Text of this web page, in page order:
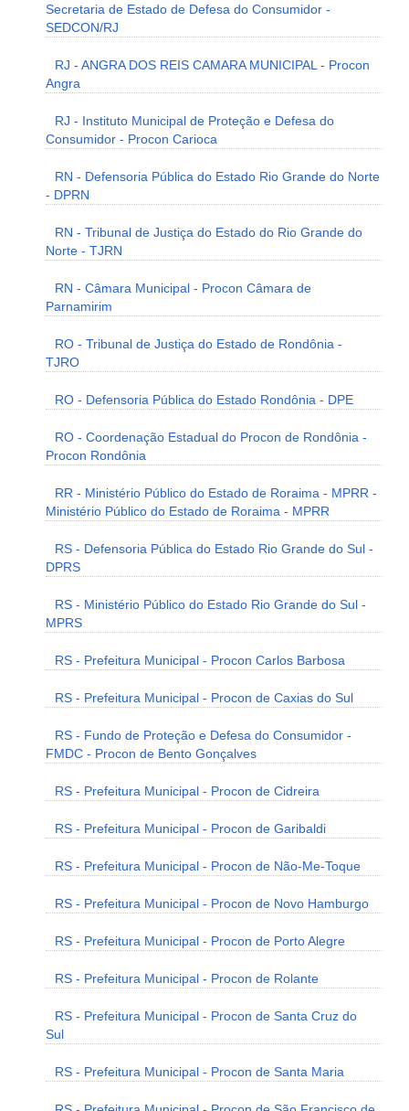
Secretaria de Estado de Defesa do Consumidor -
SEDCON/RJ
RJ - ANGRA DOS REIS CAMARA MUNICIPAL - Procon
Angra
RJ - Instituto Municipal de Proteção e Defesa do
Consumidor - Procon Carioca
RN - Defensoria Pública do Estado Rio Grande do Norte
- DPRN
RN - Tribunal de Justiça do Estado do Rio Grande do
Norte - TJRN
RN - Câmara Municipal - Procon Câmara de
Parnamirim
RO - Tribunal de Justiça do Estado de Rondônia -
TJRO
RO - Defensoria Pública do Estado Rondônia - DPE
RO - Coordenação Estadual do Procon de Rondônia -
Procon Rondônia
RR - Ministério Público do Estado de Roraima - MPRR -
Ministério Público do Estado de Roraima - MPRR
RS - Defensoria Pública do Estado Rio Grande do Sul -
DPRS
RS - Ministério Público do Estado Rio Grande do Sul -
MPRS
RS - Prefeitura Municipal - Procon Carlos Barbosa
RS - Prefeitura Municipal - Procon de Caxias do Sul
RS - Fundo de Proteção e Defesa do Consumidor -
FMDC - Procon de Bento Gonçalves
RS - Prefeitura Municipal - Procon de Cidreira
RS - Prefeitura Municipal - Procon de Garibaldi
RS - Prefeitura Municipal - Procon de Não-Me-Toque
RS - Prefeitura Municipal - Procon de Novo Hamburgo
RS - Prefeitura Municipal - Procon de Porto Alegre
RS - Prefeitura Municipal - Procon de Rolante
RS - Prefeitura Municipal - Procon de Santa Cruz do
Sul
RS - Prefeitura Municipal - Procon de Santa Maria